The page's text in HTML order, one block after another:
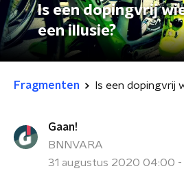
Is een dopingvrij
een illusie?
Fragmenten
Gaan!
BNNVARA
31 augustus 2020 04:00